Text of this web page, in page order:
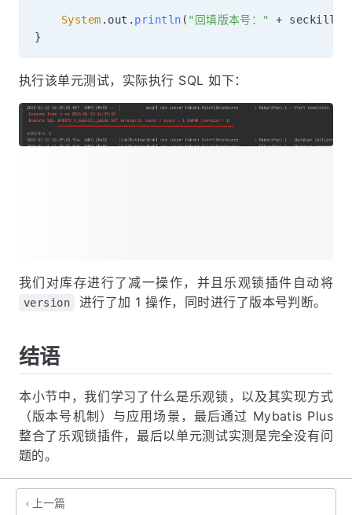
System . out . println ( "回填版本号：" +
}
执行该单元测试，实际执行 SQL 如下：
我们对库存进行了减一操作，并且乐观锁插件自动将
version 进行了加 1 操作，同时进行了版本号判断。
结语
本小节中，我们学习了什么是乐观锁，以及其实现方式
（版本号机制）与应用场景，最后通过 Mybatis Plus
整合了乐观锁插件，最后以单元测试实测是完全没有问
题的。
上一篇